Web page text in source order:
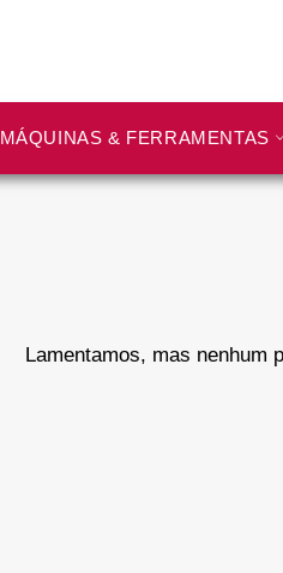
MÁQUINAS & FERRAMENTAS
Lamentamos, mas nenhum